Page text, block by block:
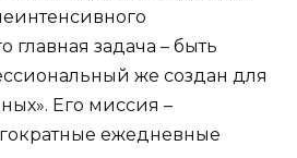
главная задача – быть
же создан для
Его миссия –
ежедневные